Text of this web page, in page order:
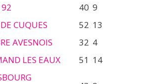
92 40 9
CUQUES 52 13
AVESNOIS 32 4
LES EAUX 51 14